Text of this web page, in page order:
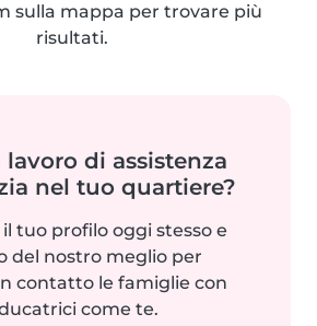
sulla mappa per trovare più
risultati.
lavoro di assistenza
nel tuo quartiere?
tuo profilo oggi stesso e
del nostro meglio per
contatto le famiglie con
come te.